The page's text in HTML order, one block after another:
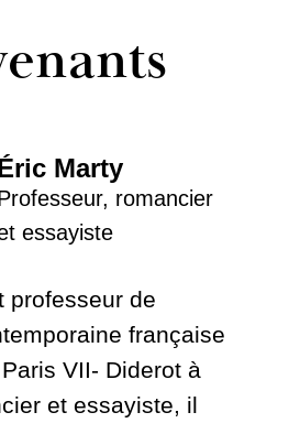
Marty
romancier
essayiste
professeur de
française
VII- Diderot à
et essayiste, il